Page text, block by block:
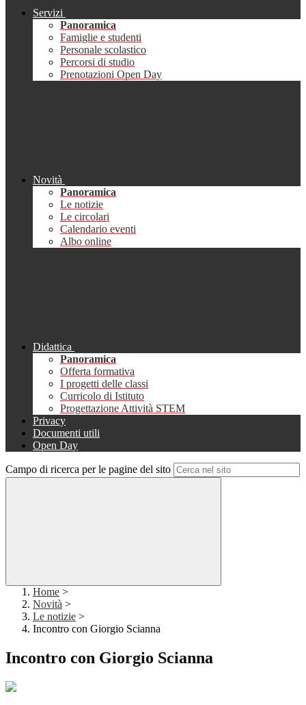
Servizi
Panoramica
Famiglie e studenti
Personale scolastico
Percorsi di studio
Prenotazioni Open Day
Novità
Panoramica
Le notizie
Le circolari
Calendario eventi
Albo online
Didattica
Panoramica
Offerta formativa
I progetti delle classi
Curricolo di Istituto
Progettazione Attività STEM
Privacy
Documenti utili
Open Day
Campo di ricerca per le pagine del sito
Home >
Novità >
Le notizie >
Incontro con Giorgio Scianna
Incontro con Giorgio Scianna